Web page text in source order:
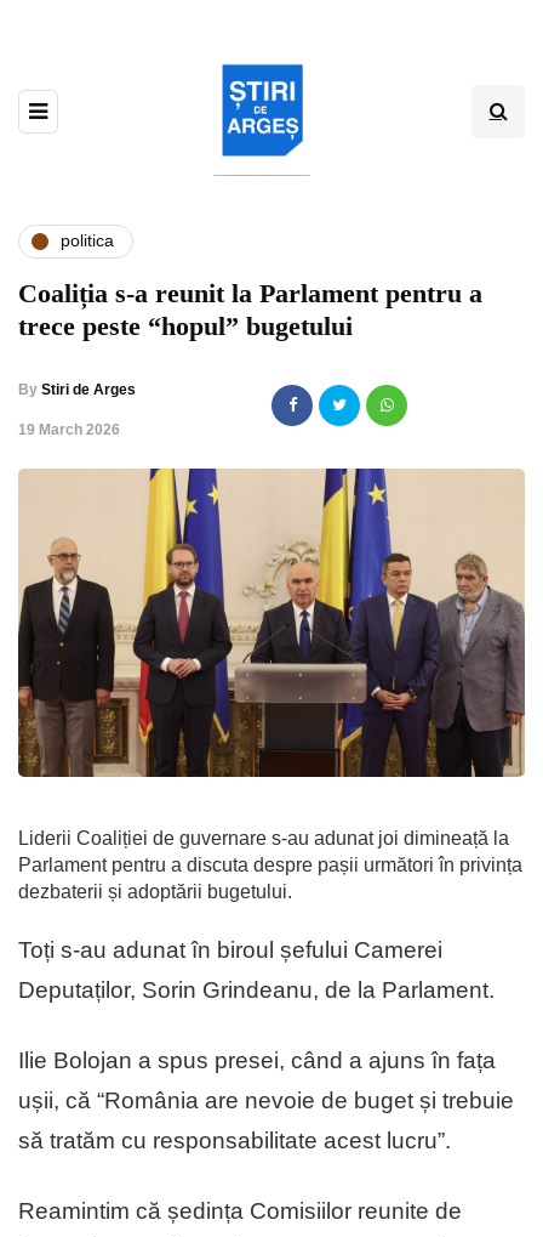
politica
Coaliția s-a reunit la Parlament pentru a
trece peste “hopul” bugetului
By Stiri de Arges
,19 March 2026
Liderii Coaliției de guvernare s-au adunat joi dimineață la
Parlament pentru a discuta despre pașii următori în privința
dezbaterii și adoptării bugetului.
Toți s-au adunat în biroul șefului Camerei
Deputaților, Sorin Grindeanu, de la Parlament.
Ilie Bolojan a spus presei, când a ajuns în fața
ușii, că “România are nevoie de buget și trebuie
să tratăm cu responsabilitate acest lucru”.
Reamintim că ședința Comisiilor reunite de